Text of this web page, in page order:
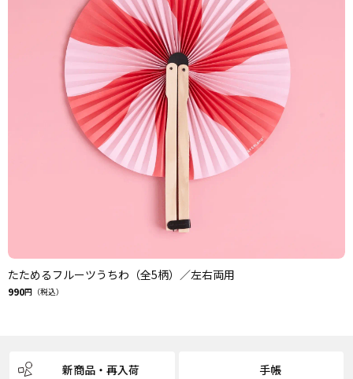
たためるフルーツうちわ（全5柄）／左右両用
990円（税込）
新商品・再入荷 手帳